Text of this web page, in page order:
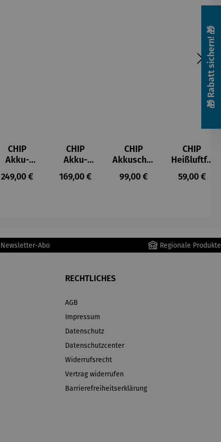
CHIP
Akku-
Staubsau
ger
Regulärer Preis:
249,00 €
CHIP
Akku-
Staubsau
ger DS02
Regulärer Preis:
169,00 €
CHIP
Akkuschra
uber
Regulärer Preis:
99,00 €
CHIP
Heißluftfri
tteuse
Regulärer
59,00 €
Abo Regionale Produkte
RECHTLICHES
AGB
Impressum
Datenschutz
Datenschutzcenter
Widerrufsrecht
Vertrag widerrufen
Barrierefreiheitserklärung
🎁 Rabatt sichern! 🎁